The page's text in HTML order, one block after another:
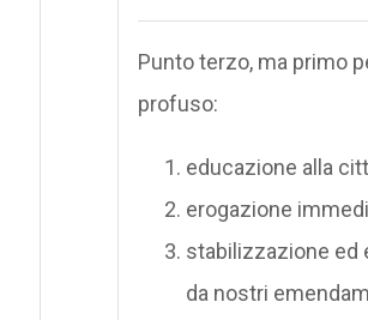
Punto terzo, ma primo
profuso:
educazione alla
erogazione
stabilizzazione ed
da nostri